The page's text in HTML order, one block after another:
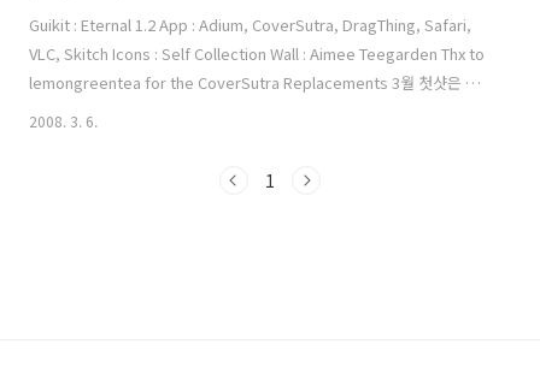
Guikit : Eternal 1.2 App : Adium, CoverSutra, DragThing, Safari,
VLC, Skitch Icons : Self Collection Wall : Aimee Teegarden Thx to
lemongreentea for the CoverSutra Replacements 3월 첫샷은 좀
빨리 올립니다.. 이번에 업데이트 할려고 포맷하고 재설치하면서 타이거
부분들이 개선되었네요.. 다시 깔고나니 속도도 엄청 빨라졌습니다.. 이
2008. 3. 6.
1